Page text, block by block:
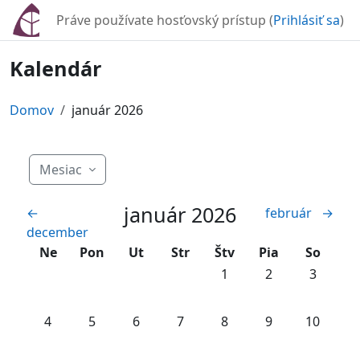
Preskočiť na hlavný obsah
Práve používate hosťovský prístup (Prihlásiť sa)
Kalendár
Domov január 2026
Mesiac
←
december
január 2026 február →
Nedeľa
Ne Pondelok
Pon Utorok
Ut Streda
Str Štvrtok
Štv Piatok
Pia Sobota
So
Žiadne udalosti,
1 Žiadne
2 Žiadne
3
Žiadne udalosti, nedeľa, 4 januára
4 Žiadne udalosti, pondelok, 5 januára
5 Žiadne udalosti, utorok, 6 januára
6 Žiadne udalosti, streda, 7
7 Žiadne udalosti,
8 Žiadne
9 Žiadne
10